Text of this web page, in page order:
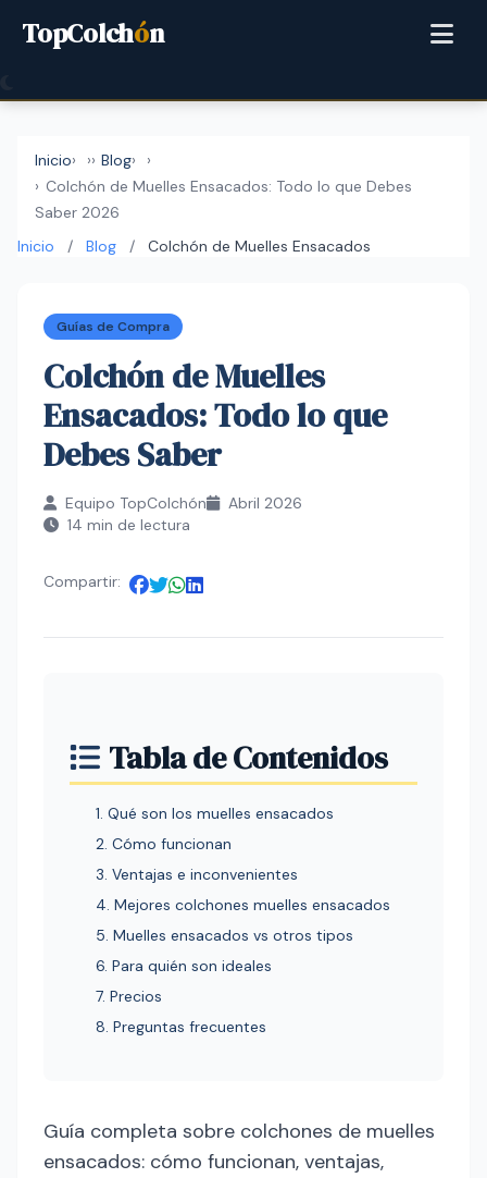
TopColchón
Inicio › Blog
›
Colchón de Muelles Ensacados: Todo lo que Debes
Saber 2026
Inicio
/ Blog / Colchón de Muelles Ensacados
Guías de Compra
Colchón de Muelles
Ensacados: Todo lo que
Debes Saber
Equipo TopColchón
Abril 2026
14 min de lectura
Compartir:
Tabla de Contenidos
1. Qué son los muelles ensacados
2. Cómo funcionan
3. Ventajas e inconvenientes
4. Mejores colchones muelles ensacados
5. Muelles ensacados vs otros tipos
6. Para quién son ideales
7. Precios
8. Preguntas frecuentes
Guía completa sobre colchones de muelles
ensacados: cómo funcionan, ventajas,